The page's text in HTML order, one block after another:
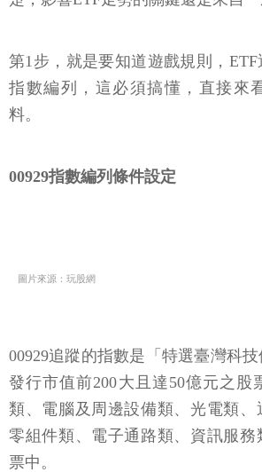
第1步，就是要知道遊戲規則，
指數編列，這必須搞懂，直接來
料。
00929指數編列條件設定
圖片來源：玩股網
00929追蹤的指數是「特選臺灣科
發行市值前200大且達50億元之股
類、電腦及周邊設備類、光電類、
零組件類、電子通路類、資訊服務
票中。